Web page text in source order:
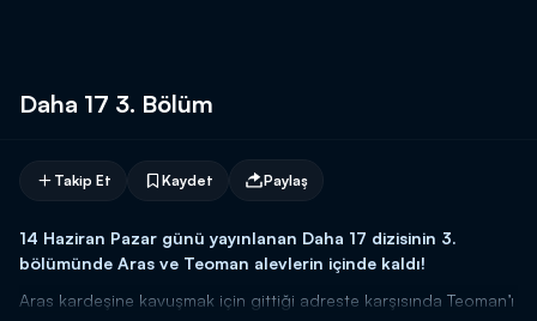
Daha 17 3. Bölüm
Takip Et Kaydet Paylaş
14 Haziran Pazar günü yayınlanan Daha 17 dizisinin 3.
bölümünde Aras ve Teoman alevlerin içinde kaldı!
Aras kardeşine kavuşmak için gittiği adreste karşısında Teoman’ı